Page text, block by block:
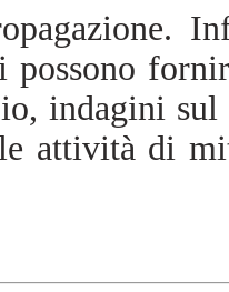
possono
indagini
attività di